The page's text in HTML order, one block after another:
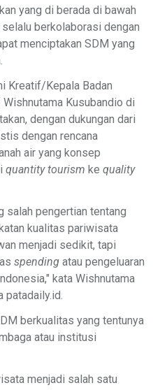
yang di berada di bawah
berkolaborasi dengan
menciptakan SDM yang
Kreatif/Kepala Badan
Kusubandio di
dengan dukungan dari
dengan rencana
air yang konsep
quantity tourism ke quality
salah pengertian tentang
kualitas pariwisata
menjadi sedikit, tapi
spending atau pengeluaran
kata Wishnutama
berkualitas yang tentunya
atau institusi
menjadi salah satu